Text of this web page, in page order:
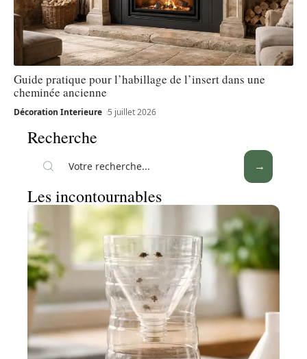
Guide pratique pour l’habillage de l’insert dans une
cheminée ancienne
Décoration Interieure 5 juillet 2026
Recherche
Les incontournables